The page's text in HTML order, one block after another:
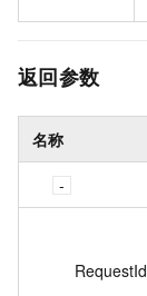
返回参数
名称
RequestId